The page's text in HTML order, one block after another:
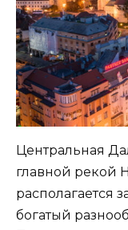
Центральная
главной рекой
располагается
богатый